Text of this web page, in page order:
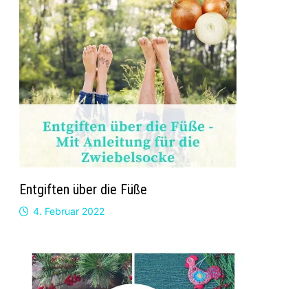
Entgiften über die Füße
4. Februar 2022